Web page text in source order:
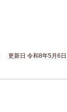
更新日 令和8年5月6日